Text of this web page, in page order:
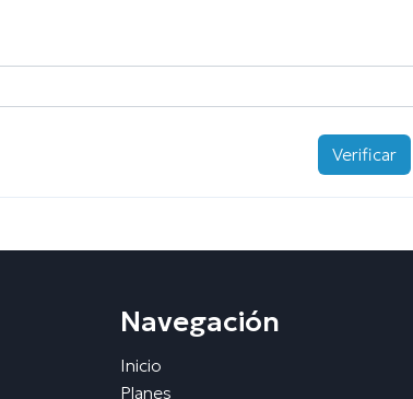
Verificar
Navegación
Inicio
Planes